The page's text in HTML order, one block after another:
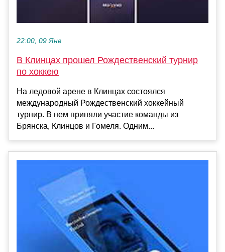
22:00, 09 Янв
В Клинцах прошел Рождественский турнир
по хоккею
На ледовой арене в Клинцах состоялся
международный Рождественский хоккейный
турнир. В нем приняли участие команды из
Брянска, Клинцов и Гомеля. Одним...